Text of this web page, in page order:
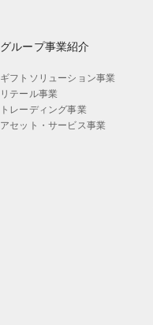
グループ事業紹介
ギフトソリューション事業
リテール事業
トレーディング事業
アセット・サービス事業